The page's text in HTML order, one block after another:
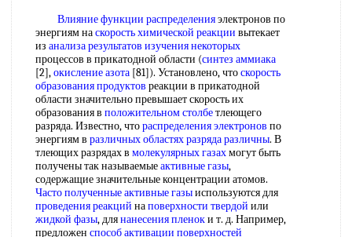
Влияние функции распределенияэлектронов по
энергиям наскорость химической реакции вытекает
из анализа результатов изучения некоторых
процессов в прикатодной области (синтез аммиака
[2],окисление азота [81]). Установлено, чтоскорость
образования продуктов реакции в прикатодной
области значительно превышает скорость их
образования в положительном столбетлеющего
разряда. Известно, чтораспределения электронов по
энергиям в различных областяхразряда различны. В
тлеющих разрядах в молекулярных газахмогут быть
получены так называемыеактивные газы,
содержащие значительные концентрации атомов.
Часто полученныеактивные газыиспользуются для
проведения реакций наповерхности твердой или
жидкой фазы, длянанесения пленоки т. д. Например,
предложен способ активации поверхностей